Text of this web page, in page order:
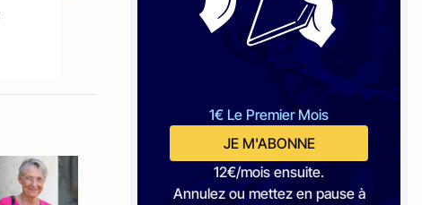
1€ Le Premier Mois
JE M'ABONNE
12€/mois ensuite.
Annulez ou mettez en pause à